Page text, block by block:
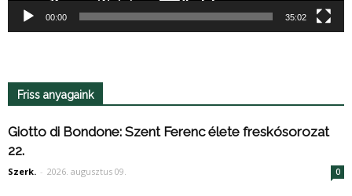
00:00 35:02
Friss anyagaink
Giotto di Bondone: Szent Ferenc élete freskósorozat
22.
Szerk. - 2026. augusztus 09. 0